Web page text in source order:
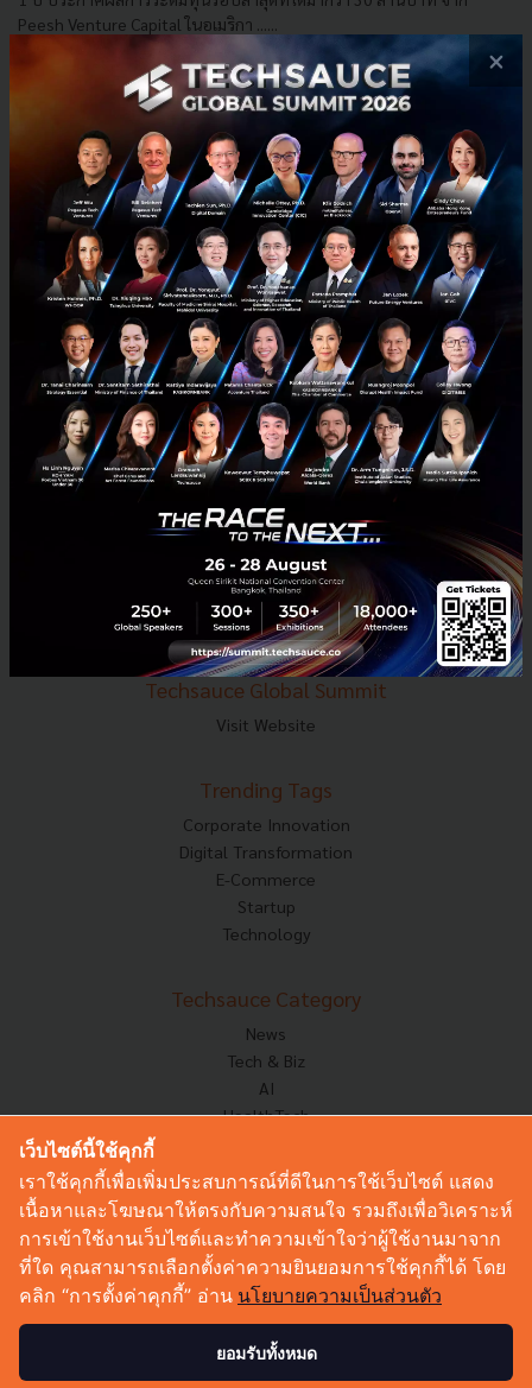
Peesh Venture Capital ในอเมริกา ......
| By Techsauce Team
E-mail :contact@techsauce.co
Tel : 02-001-5375
Mobile : 06-4658-9500
Techsauce Media
About Techsauce
Techsauce Services
Privacy Policy
ส่งบทความ
Techsauce Global Summit
Visit Website
Trending Tags
Corporate Innovation
Digital Transformation
E-Commerce
Startup
Technology
Techsauce Category
News
Tech & Biz
AI
HealthTech
Corp Innov
Saucy Thoughts
Sustainable
Videos
Podcast
×
เว็บไซต์นี้ใช้คุกกี้
เราใช้คุกกี้เพื่อเพิ่มประสบการณ์ที่ดีในการใช้เว็บไซต์ แสดง
เนื้อหาและโฆษณาให้ตรงกับความสนใจ รวมถึงเพื่อวิเคราะห์
การเข้าใช้งานเว็บไซต์และทำความเข้าใจว่าผู้ใช้งานมาจาก
ที่ใด คุณสามารถเลือกตั้งค่าความยินยอมการใช้คุกกี้ได้ โดย
คลิก “การตั้งค่าคุกกี้” อ่าน นโยบายความเป็นส่วนตัว
ยอมรับทั้งหมด